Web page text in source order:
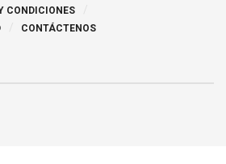
CONDICIONES
CONTÁCTENOS